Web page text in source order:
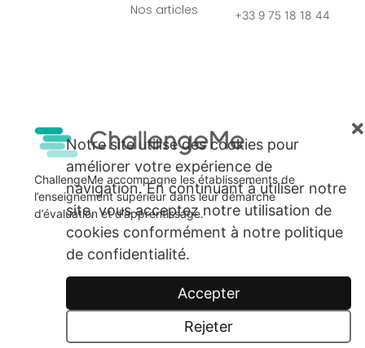
ChallengeMe accompagne les établissements de
l’enseignement supérieur dans leur démarche
d’évaluation et d’apprentissage.
Notre site utilise des cookies pour
améliorer votre expérience de
navigation. En continuant à utiliser notre
site, vous acceptez notre utilisation de
cookies conformément à notre politique
de confidentialité.
Accepter
Rejeter
Nos articles
+33 9 75 18 18 44